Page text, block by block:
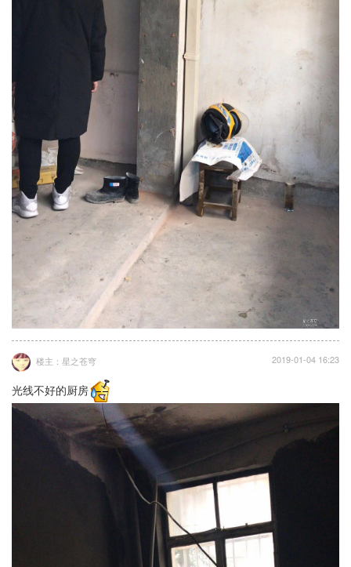
楼主：星之苍穹 2019-01-04 16:23
光线不好的厨房